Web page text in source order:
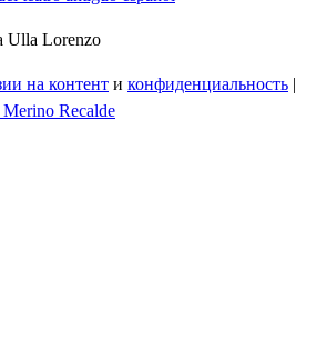
Ulla Lorenzo
на контент и конфиденциальность |
Recalde